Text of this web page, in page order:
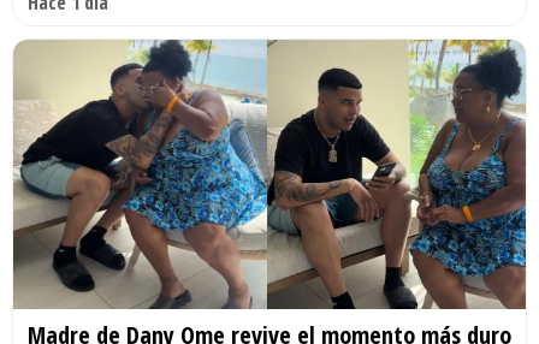
Madre de Dany Ome revive el momento más duro